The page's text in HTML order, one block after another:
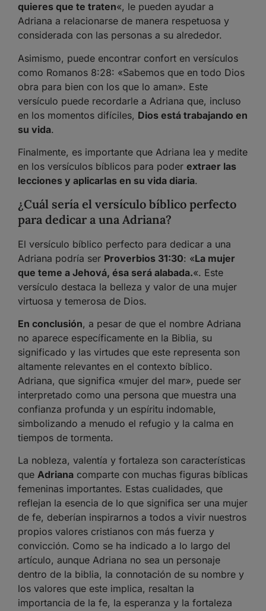
quieres que te traten«, le pueden ayudar a
Adriana a relacionarse de manera respetuosa y
considerada con las personas a su alrededor.
Asimismo, puede encontrar confort en versículos
como Romanos 8:28: «Sabemos que en todo Dios
obra para bien con los que lo aman». Este
versículo puede recordarle a Adriana que, incluso
en los momentos difíciles, Dios está trabajando en
su vida.
Finalmente, es importante que Adriana lea y medite
en los versículos bíblicos para poder extraer las
lecciones y aplicarlas en su vida diaria.
¿Cuál sería el versículo bíblico perfecto
para dedicar a una Adriana?
El versículo bíblico perfecto para dedicar a una
Adriana podría ser Proverbios 31:30: «La mujer
que teme a Jehová, ésa será alabada.«. Este
versículo destaca la belleza y valor de una mujer
virtuosa y temerosa de Dios.
En conclusión, a pesar de que el nombre Adriana
no aparece específicamente en la Biblia, su
significado y las virtudes que este representa son
altamente relevantes en el contexto bíblico.
Adriana, que significa «mujer del mar», puede ser
interpretado como una persona que muestra una
confianza profunda y un espíritu indomable,
simbolizando a menudo el refugio y la calma en
tiempos de tormenta.
La nobleza, valentía y fortaleza son características
que Adriana comparte con muchas figuras bíblicas
femeninas importantes. Estas cualidades, que
reflejan la esencia de lo que significa ser una mujer
de fe, deberían inspirarnos a todos a vivir nuestros
propios valores cristianos con más fuerza y
convicción. Como se ha indicado a lo largo del
artículo, aunque Adriana no sea un personaje
dentro de la biblia, la connotación de su nombre y
los valores que este implica, resaltan la
importancia de la fe, la esperanza y la fortaleza